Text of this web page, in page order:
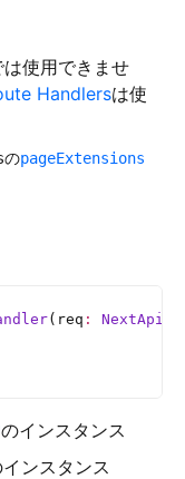
は使用できませ
Handlersは使
のpageExtensions
(req :
のインスタンス
ンスタンス